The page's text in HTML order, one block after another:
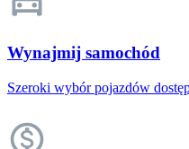
Wynajmij samochód
Szeroki wybór pojazdów